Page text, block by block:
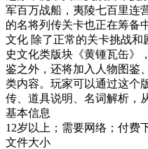
军百万战船，夷陵七百里
的名将列传关卡也正在筹备
文化 除了正常的关卡挑战
史文化类版块《黄锺瓦缶》
鉴之外，还将加入人物图鉴
类内容。玩家可以通过这个
传、道具说明、名词解析，
基本信息
12岁以上；需要网络；付费
文件大小